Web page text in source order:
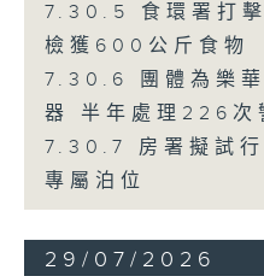
7.30.5 食環署打擊
檢獲600公斤食物
7.30.6 團體為樂華
器 半年處理226次
7.30.7 房署擬試行
專屬泊位
29/07/2026